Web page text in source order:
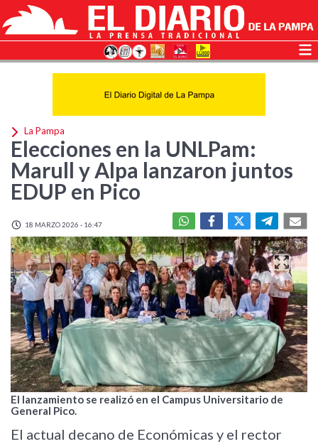
La Pampa
Elecciones en la UNLPam:
Marull y Alpa lanzaron juntos
EDUP en Pico
18 MARZO 2026 - 16:47
El lanzamiento se realizó en el Campus Universitario de
General Pico.
El actual decano de Económicas y el rector